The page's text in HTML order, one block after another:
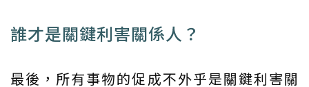
誰才是關鍵利害關係人？
最後，所有事物的促成不外乎是關鍵利害關